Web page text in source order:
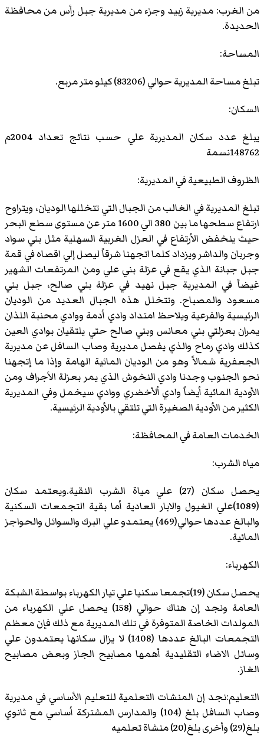
من الغرب: مديرية زبيد وجزء من مديرية جبل رأس من محافظة
الحديدة.
المساحة:
تبلغ مساحة المديرية حوالي (83206) كيلو متر مربع.
السكان:
يبلغ عدد سكان المديرية علي حسب نتائج تعداد 2004م
148762نسمة
الظروف الطبيعية في المديرية:
تبلغ المديرية في الغالب من الجبال التي تتخللها الوديان، ويتراوح
ارتفاع سطحها ما بين 380 الي 1600 متر عن مستوى سطع البحر
حيث ينخفض الأرتفاع في العزل الغربية السهلية مثل بني سواد
وجربان والداشر ويزداد كلما اتجهنا شرقاً ليصل إلي اقصاه في قمة
جبل جبانة الذي يقع في عزلة بني علي ومن المرتفعات الشهير
غيضاً في المديرية جبل نهيد في عزلة بني صالح، جبل بني
مسعود والمصباح. وتتخلل هذه الجبال العديد من الوديان
الرئيسية والفرعية ويلاحظ امتداد وادي أدمة ووادي محنبة اللذان
يمران بعزلتي بني معانس وبني صالح حتي يلتقيان بوادي العين
كذلك وادي رماح والذي يفصل مديرية وصاب السافل عن مديرية
الجعفرية شمالاً وهو من الوديان المائية الهامة وإذا ما إتجهنا
نحو الجنوب وجدنا وادي النخوش الذي يمر بعزلة الأجراف ومن
الأودية المائية أيضاً وادي ألأخضري ووادي سيخمل وفي المديرية
الكثير من الأودية الصغيرة التي تلتقي بالأودية الرئيسية.
الخدمات العامة في المحافظة:
مياه الشرب:
يحصل سكان (27) علي مياة الشرب النقية.ويعتمد سكان
(1089)علي الغيول والابار العادية أما بقية التجمعات السكنية
والبالغ عددها حوالي(469) يعتمدو علي البرك والسوائل والحواجز
المائية.
الكهرباء:
يحصل سكان (19)تجمعا سكنيا علي تيار الكهرباء بواسطة الشبكة
العامة ونجد إن هناك حوالي (158) يحصل علي الكهرباء من
المولدات الخاصة المتوفرة في تلك المديرية مع ذلك فإن معظم
التجمعات البالغ عددها (1408) لا يزال سكانها يعتمدون علي
وسائل الاضاء التقليدية أهمها مصابيح الجاز وبعض مصابيح
الغاز.
التعليم:نجد إن المنشات التعلمية للتعليم الأساسي في مديرية
وصاب السافل بلغ (104) والمدارس المشتركة أساسي مع ثانوي
بلغ(29) وأخرى بلغ(20) منشاة تعلميه